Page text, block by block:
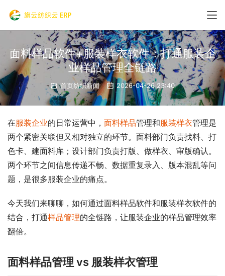
面料样品软件+服装样衣软件：打通服装企
业样品管理全链路
首页纺织新闻 2026-04-26 23:40
在服装企业的日常运营中， 面料样品管理和服装样衣管理是
两个紧密关联但又相对独立的环节。面料部门负责找料、打
色卡、建面料库；设计部门负责打版、做样衣、审版确认。
两个环节之间信息传递不畅、数据重复录入、版本混乱等问
题，是很多服装企业的痛点。
今天我们来聊聊，如何通过面料样品软件和服装样衣软件的
结合，打通样品管理的全链路，让服装企业的样品管理效率
翻倍。
面料样品管理 vs 服装样衣管理